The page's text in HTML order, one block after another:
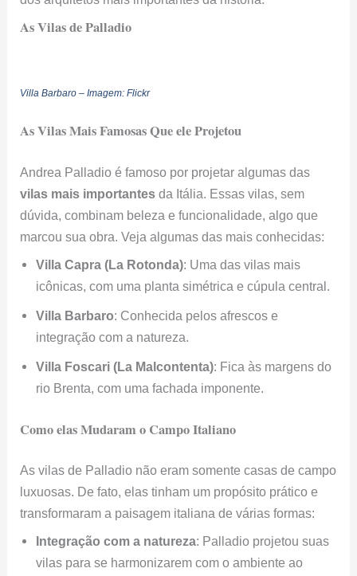
As Vilas de Palladio
Villa Barbaro – Imagem:Flickr
As Vilas Mais Famosas Que ele Projetou
Andrea Palladio é famoso por projetar algumas das
vilas mais importantes da Itália. Essas vilas, sem
dúvida, combinam beleza e funcionalidade, algo que
marcou sua obra. Veja algumas das mais conhecidas:
Villa Capra (La Rotonda): Uma das vilas mais
icônicas, com uma planta simétrica e cúpula central.
Villa Barbaro: Conhecida pelos afrescos e
integração com a natureza.
Villa Foscari (La Malcontenta): Fica às margens do
rio Brenta, com uma fachada imponente.
Como elas Mudaram o Campo Italiano
As vilas de Palladio não eram somente casas de campo
luxuosas. De fato, elas tinham um propósito prático e
transformaram a paisagem italiana de várias formas:
Integração com a natureza: Palladio projetou suas
vilas para se harmonizarem com o ambiente ao